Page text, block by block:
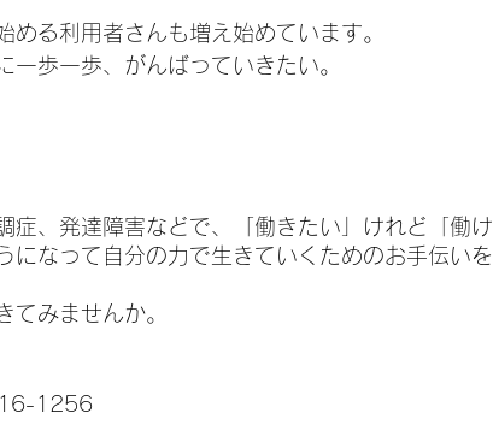
る利用者さんも増え始めています。
一歩一歩、がんばっていきたい。
症、発達障害などで、「働きたい」けれど「働け
になって自分の力で生きていくためのお手伝いを
てみませんか。
1256